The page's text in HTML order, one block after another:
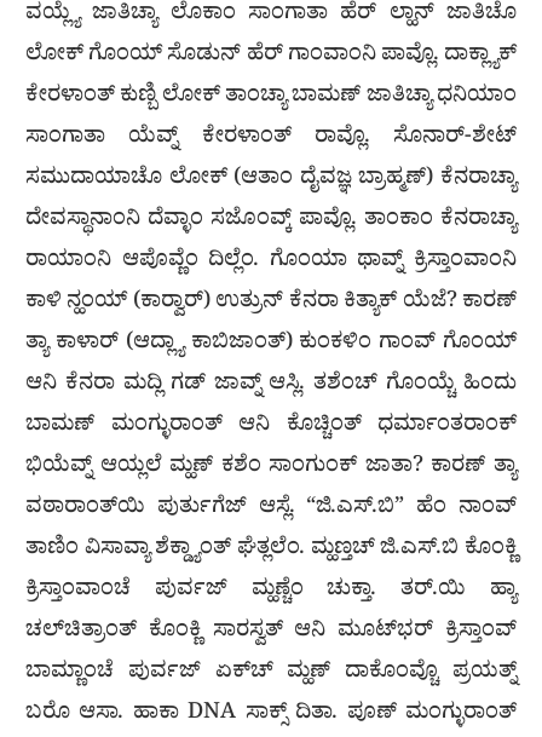
ವಯ್ಲ್ಯೆ ಜಾತಿಚ್ಯಾ ಲೊಕಾಂ ಸಾಂಗಾತಾ ಹೆರ್ ಲ್ಹಾನ್ ಜಾತಿಚೊ
ಲೋಕ್ ಗೊಂಯ್ ಸೊಡುನ್ ಹೆರ್ ಗಾಂವಾಂನಿ ಪಾವ್ಲೊ. ದಾಕ್ಲ್ಯಾಕ್
ಕೇರಳಾಂತ್ ಕುಣ್ಬಿ ಲೋಕ್ ತಾಂಚ್ಯಾ ಬಾಮಣ್ ಜಾತಿಚ್ಯಾ ಧನಿಯಾಂ
ಸಾಂಗಾತಾ ಯೆವ್ನ್ ಕೇರಳಾಂತ್ ರಾವ್ಲೊ. ಸೊನಾರ್-ಶೇಟ್
ಸಮುದಾಯಾಚೊ ಲೋಕ್ (ಆತಾಂ ದೈವಜ್ಞ ಬ್ರಾಹ್ಮಣ್) ಕೆನರಾಚ್ಯಾ
ದೇವಸ್ಥಾನಾಂನಿ ದೆವ್ಳಾಂ ಸಜೊಂವ್ಕ್ ಪಾವ್ಲೊ. ತಾಂಕಾಂ ಕೆನರಾಚ್ಯಾ
ರಾಯಾಂನಿ ಆಪೊವ್ಣೆಂ ದಿಲ್ಲೆಂ. ಗೊಂಯಾ ಥಾವ್ನ್ ಕ್ರಿಸ್ತಾಂವಾಂನಿ
ಕಾಳಿ ನ್ಹಂಯ್ (ಕಾರ್‍ವಾರ್) ಉತ್ರುನ್ ಕೆನರಾ ಕಿತ್ಯಾಕ್ ಯೆಜೆ? ಕಾರಣ್
ತ್ಯಾ ಕಾಳಾರ್ (ಆದ್ಲ್ಯಾ ಕಾಬಿಜಾಂತ್) ಕುಂಕಳಿಂ ಗಾಂವ್ ಗೊಂಯ್
ಆನಿ ಕೆನರಾ ಮದ್ಲಿ ಗಡ್ ಜಾವ್ನ್ ಆಸ್ಲಿ. ತಶೆಂಚ್ ಗೊಂಯ್ಚೆ ಹಿಂದು
ಬಾಮಣ್ ಮಂಗ್ಳುರಾಂತ್ ಆನಿ ಕೊಚ್ಚಿಂತ್ ಧರ್ಮಾಂತರಾಂಕ್
ಭಿಯೆವ್ನ್ ಆಯ್ಲಲೆ ಮ್ಹಣ್ ಕಶೆಂ ಸಾಂಗುಂಕ್ ಜಾತಾ? ಕಾರಣ್ ತ್ಯಾ
ವಠಾರಾಂತ್‍ಯಿ ಪುರ್ತುಗೆಜ್ ಆಸ್ಲೆ. “ಜಿ.ಎಸ್.ಬಿ” ಹೆಂ ನಾಂವ್
ತಾಣಿಂ ವಿಸಾವ್ಯಾ ಶೆಕ್ಡ್ಯಾಂತ್ ಘೆತ್ಲಲೆಂ. ಮ್ಹಣ್ತಚ್ ಜಿ.ಎಸ್.ಬಿ ಕೊಂಕ್ಣಿ
ಕ್ರಿಸ್ತಾಂವಾಂಚೆ ಪುರ್ವಜ್ ಮ್ಹಣ್ಚೆಂ ಚುಕ್ತಾ. ತರ್.ಯಿ ಹ್ಯಾ
ಚಲ್‍ಚಿತ್ರಾಂತ್ ಕೊಂಕ್ಣಿ ಸಾರಸ್ವತ್ ಆನಿ ಮೂಟ್‍ಭರ್ ಕ್ರಿಸ್ತಾಂವ್
ಬಾಮ್ಣಾಂಚೆ ಪುರ್ವಜ್ ಏಕ್‍ಚ್ ಮ್ಹಣ್ ದಾಕೊಂವ್ಚೊ ಪ್ರಯತ್ನ್
ಬರೊ ಆಸಾ. ಹಾಕಾ DNA ಸಾಕ್ಸ್ ದಿತಾ. ಪೂಣ್ ಮಂಗ್ಳುರಾಂತ್